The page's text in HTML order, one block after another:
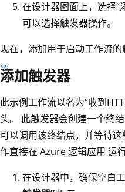
在设计器图面上，选择“
可以选择触发器操作。
现在，添加用于启动工作流的
添加触发器
此示例工作流以名为“收到
头。 此触发器会创建一个终
可以调用该终结点，并等待
作直接在 Azure 逻辑应用 运
在设计器中，确保空白